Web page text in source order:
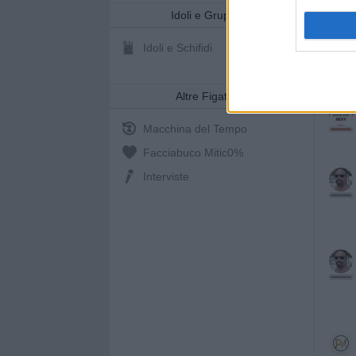
Idoli e Gruppi
Idoli e Schifidi
Altre Figate
Macchina del Tempo
Facciabuco Mitic0%
Interviste